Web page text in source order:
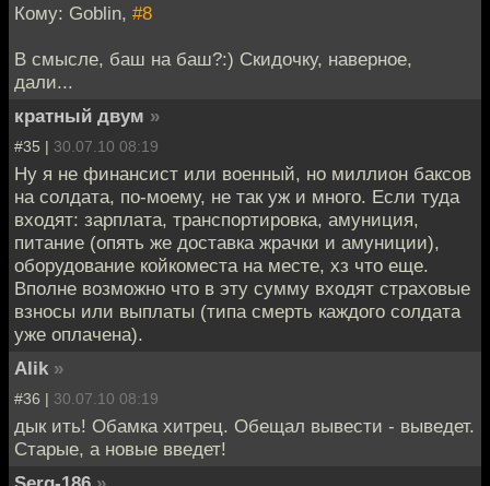
Кому: Goblin, #8
В смысле, баш на баш?:) Скидочку, наверное,
дали...
кратный двум »
#35 | 30.07.10 08:19
Ну я не финансист или военный, но миллион баксов
на солдата, по-моему, не так уж и много. Если туда
входят: зарплата, транспортировка, амуниция,
питание (опять же доставка жрачки и амуниции),
оборудование койкоместа на месте, хз что еще.
Вполне возможно что в эту сумму входят страховые
взносы или выплаты (типа смерть каждого солдата
уже оплачена).
Alik »
#36 | 30.07.10 08:19
дык ить! Обамка хитрец. Обещал вывести - выведет.
Старые, а новые введет!